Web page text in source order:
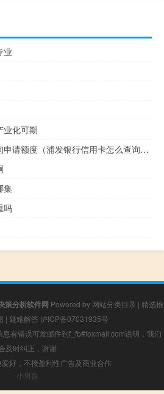
业
业化可期
浦发银行信用卡怎么查询申请额度（浦发银行信用卡怎么查询申请进度）
集
吗
策分析软件网 Powered by 网站分类目录 | 精选推
| 疑难解答 沪ICP备07031935号
有错误可发邮件到f_fb#foxmail.com说明，我们
及时纠正，谢谢
好，不接盈利性广告及商业合作
小男孩